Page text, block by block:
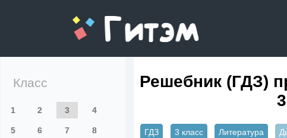
gitem.me
Класс
1 2 3 4
5 6 7 8
Решебник (ГДЗ)
ГДЗ 3 класс Литература